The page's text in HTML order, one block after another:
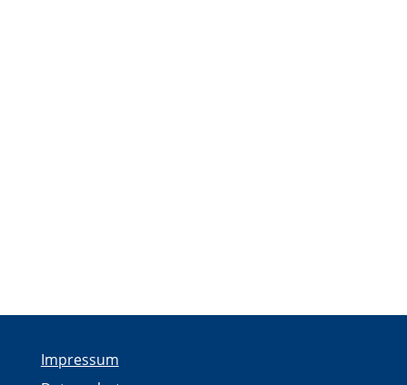
Impressum